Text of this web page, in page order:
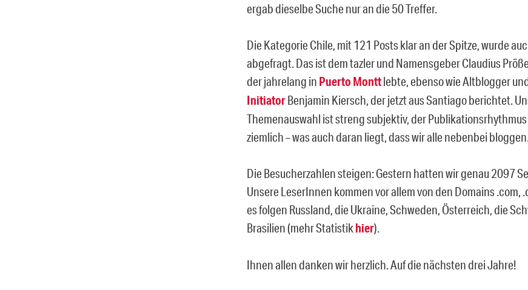
ergab dieselbe Suche nur an die 50 Treffer.
Die Kategorie Chile, mit 121 Posts klar an der Spitze, wurde
abgefragt. Das ist dem tazler und Namensgeber Claudius
der jahrelang in Puerto Monttlebte, ebenso wie Altblogger
InitiatorBenjamin Kiersch, der jetzt aus Santiago berichtet.
Themenauswahl ist streng subjektiv, der
ziemlich – was auch daran liegt, dass wir alle nebenbei
Die Besucherzahlen steigen: Gestern hatten wir genau 2097
Unsere LeserInnen kommen vor allem von den Domains .com,
es folgen Russland, die Ukraine, Schweden, Österreich, die
Brasilien (mehr Statistikhier).
Ihnen allen danken wir herzlich. Auf die nächsten drei Jahre!